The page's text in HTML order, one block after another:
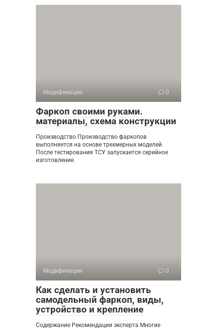
Модификации 0
Фаркоп своими руками.
материалы, схема конструкции
Производство Производство фаркопов
выполняется на основе трехмерных моделей.
После тестирования ТСУ запускается серийное
изготовление.
Модификации 0
Как сделать и установить
самодельный фаркоп, виды,
устройство и крепление
Содержание Рекомендации эксперта Многие